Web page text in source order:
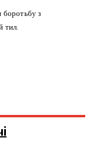
боротьбу з
тил.